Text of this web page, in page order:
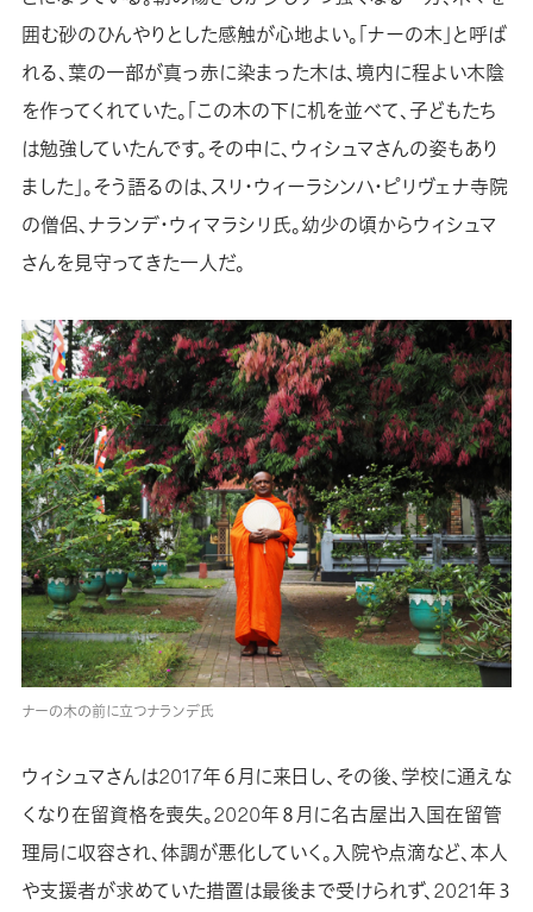
囲む砂のひんやりとした感触が心地よい。「ナーの木」と呼ば
れる、葉の一部が真っ赤に染まった木は、境内に程よい木陰
を作ってくれていた。「この木の下に机を並べて、子どもたち
は勉強していたんです。その中に、ウィシュマさんの姿もあり
ました」。そう語るのは、スリ・ウィーラシンハ・ピリヴェナ寺院
の僧侶、ナランデ・ウィマラシリ氏。幼少の頃からウィシュマ
さんを見守ってきた一人だ。
ナーの木の前に立つナランデ氏
ウィシュマさんは2017年６月に来日し、その後、学校に通えな
くなり在留資格を喪失。2020年８月に名古屋出入国在留管
理局に収容され、体調が悪化していく。入院や点滴など、本人
や支援者が求めていた措置は最後まで受けられず、2021年３